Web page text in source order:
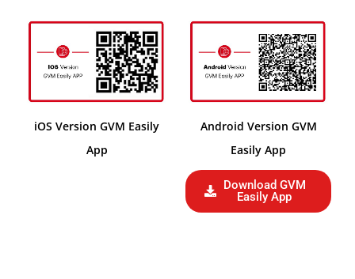
iOS Version GVM Easily
App
Android Version GVM
Easily App
Download GVM
Easily App